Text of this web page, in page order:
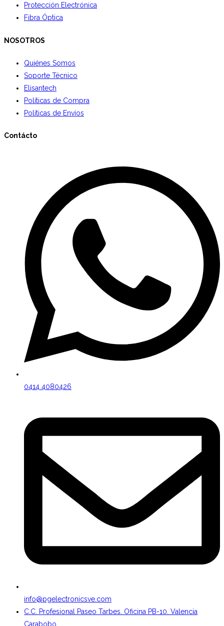
Protección Electrónica
Fibra Óptica
NOSOTROS
Quiénes Somos
Soporte Técnico
Elisantech
Políticas de Compra
Políticas de Envíos
Contácto
0414 4080426
info@pgelectronicsve.com
C.C. Profesional Paseo Tarbes. Oficina PB-10. Valencia
Carabobo